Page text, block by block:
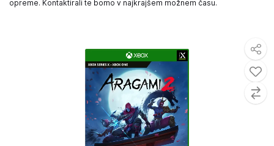
opreme. Kontaktirali te bomo v najkrajšem možnem času.